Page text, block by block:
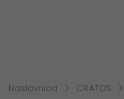
Naslovnica CRATOS